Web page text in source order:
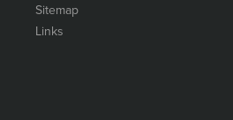
Sitemap
Links